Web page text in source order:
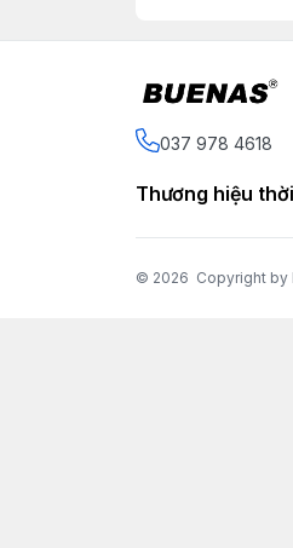
037 978 4618
Thương hiệu
© 2026 Copyright by